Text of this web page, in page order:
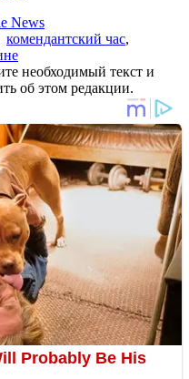
News
комендантский час,
необходимый текст и
об этом редакции.